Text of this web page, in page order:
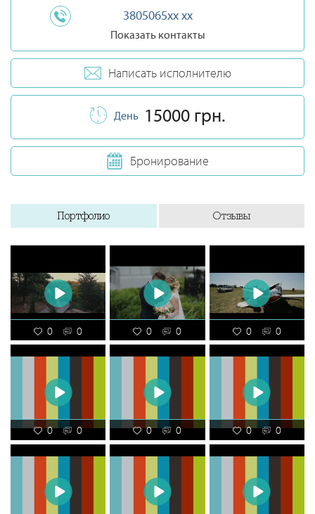
3805065xx xx
Показать контакты
Написать исполнителю
День 15000 грн.
Бронирование
Портфолио Отзывы
0 0 0 0 0 0
0 0 0 0 0 0